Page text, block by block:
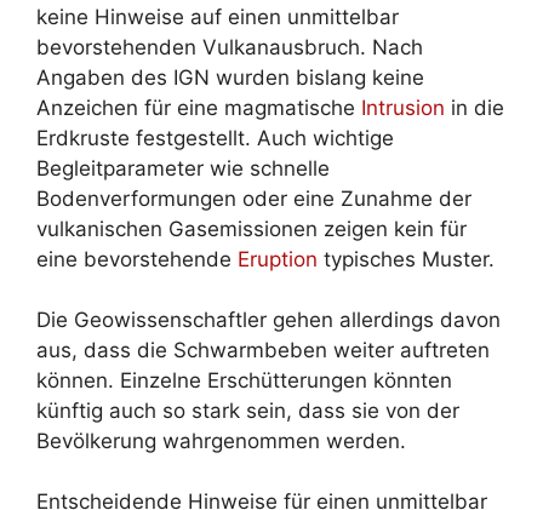
keine Hinweise auf einen unmittelbar
bevorstehenden Vulkanausbruch. Nach
Angaben des IGN wurden bislang keine
Anzeichen für eine magmatische Intrusion in die
Erdkruste festgestellt. Auch wichtige
Begleitparameter wie schnelle
Bodenverformungen oder eine Zunahme der
vulkanischen Gasemissionen zeigen kein für
eine bevorstehende Eruption typisches Muster.
Die Geowissenschaftler gehen allerdings davon
aus, dass die Schwarmbeben weiter auftreten
können. Einzelne Erschütterungen könnten
künftig auch so stark sein, dass sie von der
Bevölkerung wahrgenommen werden.
Entscheidende Hinweise für einen unmittelbar